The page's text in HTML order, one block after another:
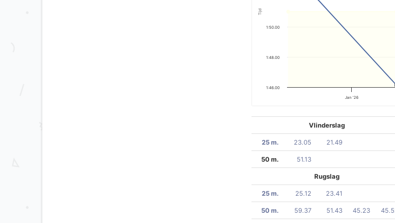
Tijd
Jan '26
1:46.00
1:48.00
1:50.00
Vlinderslag
25 m. 23.05 21.49
50 m. 51.13
Rugslag
25 m. 25.12 23.41
50 m. 59.37 51.43 45.23